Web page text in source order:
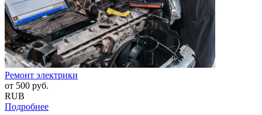
Ремонт электрики
от 500 руб.
RUB
Подробнее